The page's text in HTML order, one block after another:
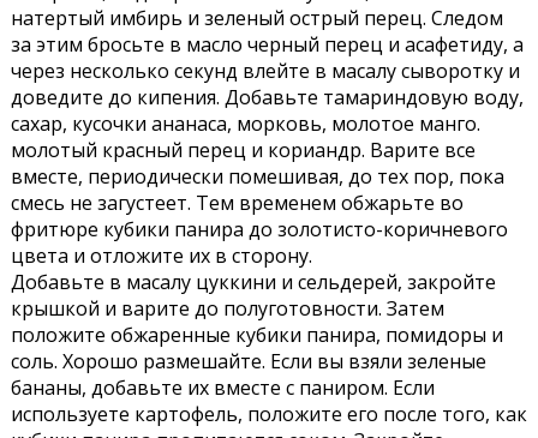
натертый имбирь и зеленый острый перец. Следом
за этим бросьте в масло черный перец и асафетиду, а
через несколько секунд влейте в масалу сыворотку и
доведите до кипения. Добавьте тамариндовую воду,
сахар, кусочки ананаса, морковь, молотое манго.
молотый красный перец и кориандр. Варите все
вместе, периодически помешивая, до тех пор, пока
смесь не загустеет. Тем временем обжарьте во
фритюре кубики панира до золотисто-коричневого
цвета и отложите их в сторону.
Добавьте в масалу цуккини и сельдерей, закройте
крышкой и варите до полуготовности. Затем
положите обжаренные кубики панира, помидоры и
соль. Хорошо размешайте. Если вы взяли зеленые
бананы, добавьте их вместе с паниром. Если
используете картофель, положите его после того, как